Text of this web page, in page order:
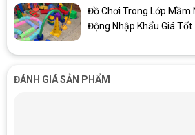
Chất liệu: bằng chất liệu nhựa an toàn
Sản phẩm gồm các loại củ quả như khoai
Đồ Chơi Trong Lớp Mầm
Động Nhập Khẩu Giá Tốt
ĐÁNH GIÁ SẢN PHẨM